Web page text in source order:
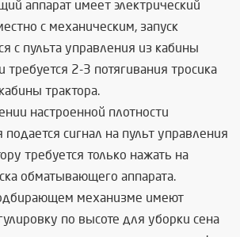
аппарат имеет электрический
с механическим, запуск
с пульта управления из кабины
требуется 2-3 потягивания тросика
трактора.
настроенной плотности
подается сигнал на пульт управления
требуется только нажать на
обматывающего аппарата.
механизме имеют
по высоте для уборки сена